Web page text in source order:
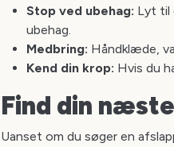
Stop ved ubehag: Lyt til
ubehag.
Medbring: Håndklæde,
Kend din krop: Hvis du
Find din
Uanset om du søger en